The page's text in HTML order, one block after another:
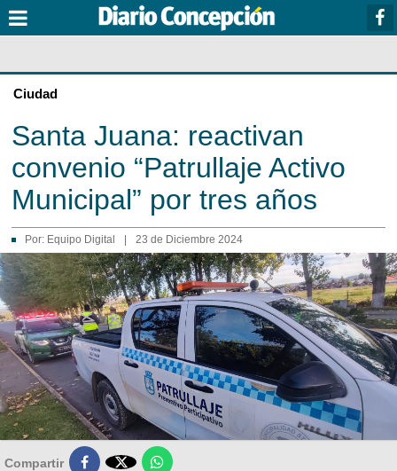
Ciudad
Santa Juana: reactivan
convenio “Patrullaje Activo
Municipal” por tres años
Por: Equipo Digital 23 de Diciembre 2024
Compartir 